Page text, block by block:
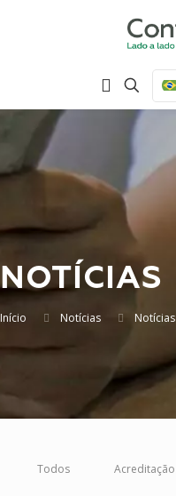
NOTÍCIAS
Início Notícias Notícias
Todos Acreditação